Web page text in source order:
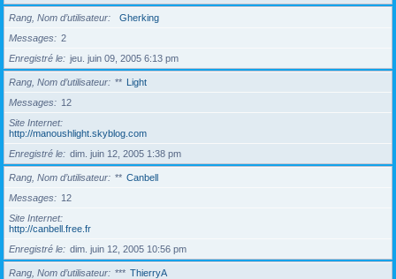
Rang, Nom d’utilisateur
Gherking
Messages
2
Enregistré le
jeu. juin 09, 2005 6:13 pm
Rang, Nom d’utilisateur ** Light
Messages
12
Site Internet
http://manoushlight.skyblog.com
Enregistré le
dim. juin 12, 2005 1:38 pm
Rang, Nom d’utilisateur ** Canbell
Messages
12
Site Internet
http://canbell.free.fr
Enregistré le
dim. juin 12, 2005 10:56 pm
Rang, Nom d’utilisateur *** ThierryA